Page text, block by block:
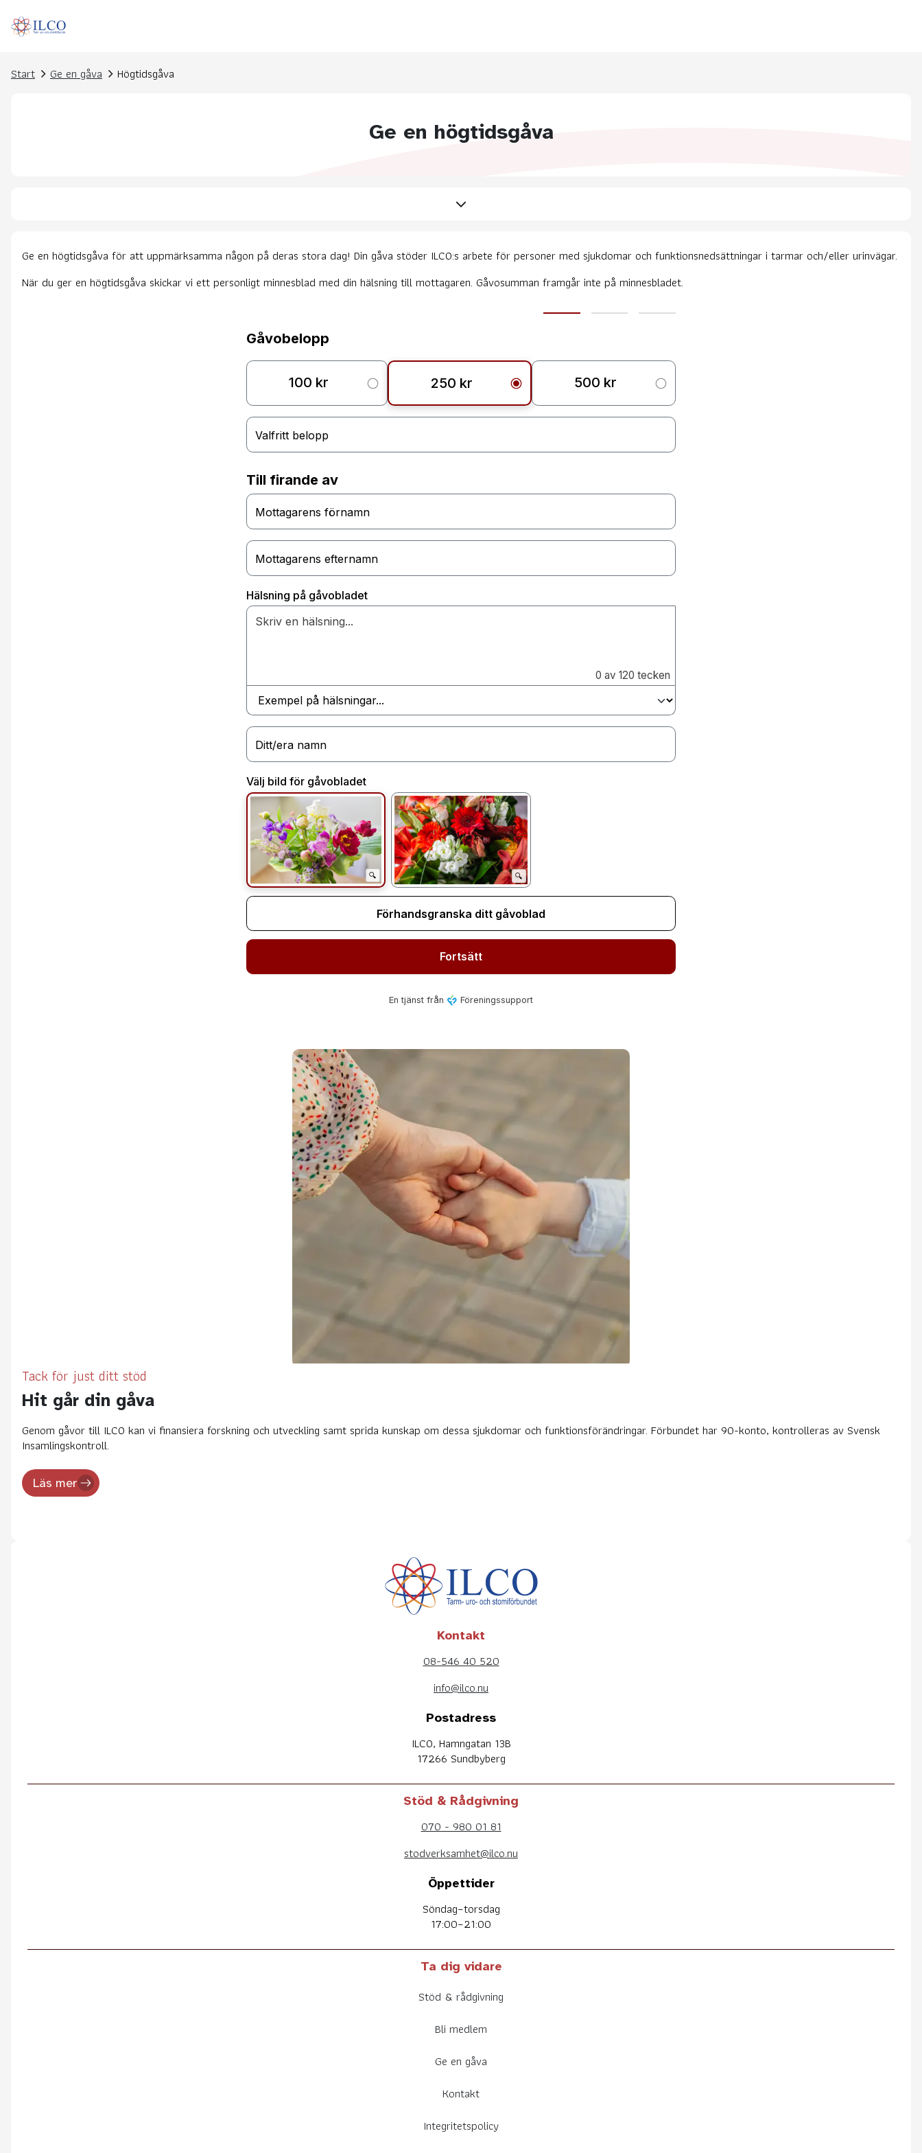
Start Ge en gåva Högtidsgåva
Ge en högtidsgåva
Ge en högtidsgåva för att uppmärksamma någon på deras stora dag! Din gåva stöder ILCO:s arbete för personer med sjukdomar och funktionsnedsättningar i tarmar och/eller urinvägar.
När du ger en högtidsgåva skickar vi ett personligt minnesblad med din hälsning till mottagaren. Gåvosumman framgår inte på minnesbladet.
Tack för just ditt stöd
Hit går din gåva
Genom gåvor till ILCO kan vi finansiera forskning och utveckling samt sprida kunskap om dessa sjukdomar och funktionsförändringar. Förbundet har 90-konto, kontrolleras av Svensk
Insamlingskontroll.
Läs mer
Kontakt
08-546 40 520
info@ilco.nu
Postadress
ILCO, Hamngatan 13B
17266 Sundbyberg
Stöd & Rådgivning
070 - 980 01 81
stodverksamhet@ilco.nu
Öppettider
Söndag–torsdag
17:00–21:00
Ta dig vidare
Stöd & rådgivning
Bli medlem
Ge en gåva
Kontakt
Integritetspolicy